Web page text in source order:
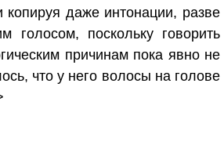
копируя даже интонации, разве
голосом, поскольку говорить
причинам пока явно не
что у него волосы на голове